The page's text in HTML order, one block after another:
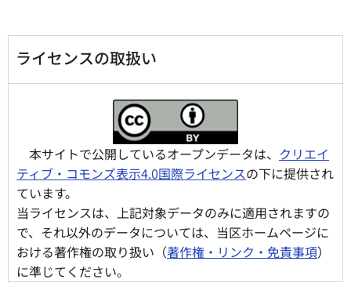
ライセンスの取扱い
本サイトで公開しているオープンデータは、 クリエイ
ティブ・コモンズ表示4.0国際ライセンスの下に提供され
ています。
当ライセンスは、上記対象データのみに適用されますの
で、それ以外のデータについては、当区ホームページに
おける著作権の取り扱い（著作権・リンク・免責事項）
に準じてください。